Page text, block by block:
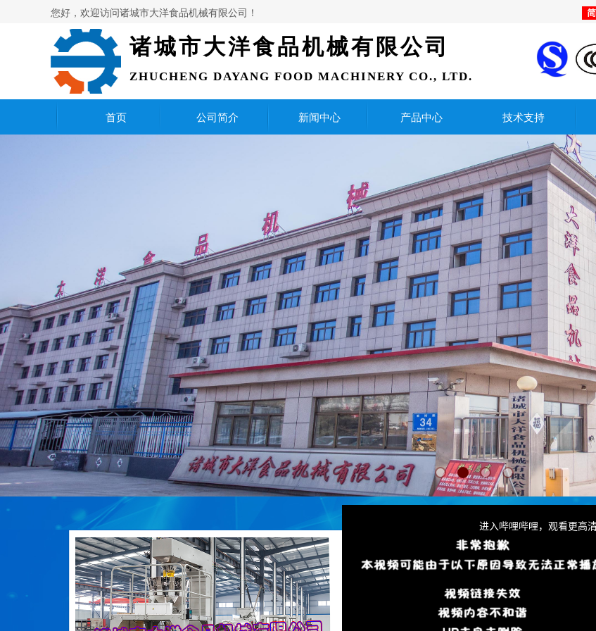
您好，欢迎访问诸城市大洋食品机械有限公司！
诸城市大洋食品机械有限公司
ZHUCHENG DAYANG FOOD MACHINERY CO., LTD.
首页 公司简介 新闻中心 产品中心 技术支持